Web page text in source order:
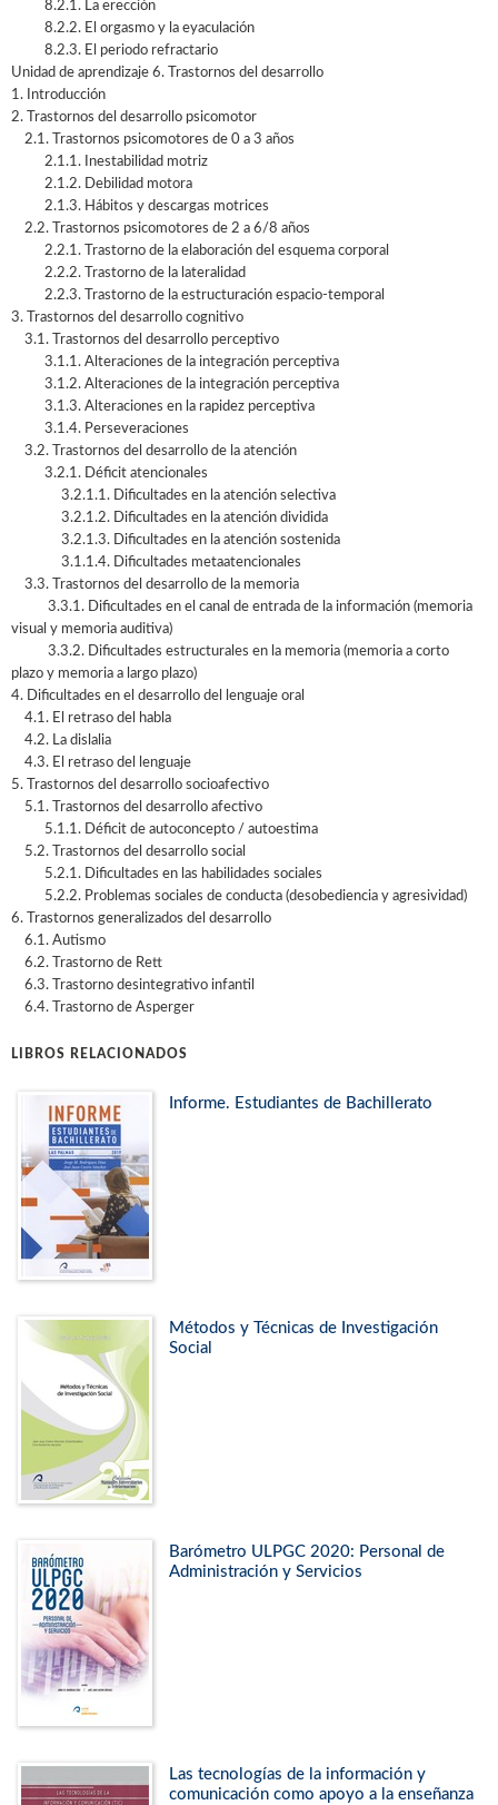
8.2.1. La erección
8.2.2. El orgasmo y la eyaculación
8.2.3. El periodo refractario
Unidad de aprendizaje 6. Trastornos del desarrollo
1. Introducción
2. Trastornos del desarrollo psicomotor
2.1. Trastornos psicomotores de 0 a 3 años
2.1.1. Inestabilidad motriz
2.1.2. Debilidad motora
2.1.3. Hábitos y descargas motrices
2.2. Trastornos psicomotores de 2 a 6/8 años
2.2.1. Trastorno de la elaboración del esquema corporal
2.2.2. Trastorno de la lateralidad
2.2.3. Trastorno de la estructuración espacio-temporal
3. Trastornos del desarrollo cognitivo
3.1. Trastornos del desarrollo perceptivo
3.1.1. Alteraciones de la integración perceptiva
3.1.2. Alteraciones de la integración perceptiva
3.1.3. Alteraciones en la rapidez perceptiva
3.1.4. Perseveraciones
3.2. Trastornos del desarrollo de la atención
3.2.1. Déficit atencionales
3.2.1.1. Dificultades en la atención selectiva
3.2.1.2. Dificultades en la atención dividida
3.2.1.3. Dificultades en la atención sostenida
3.1.1.4. Dificultades metaatencionales
3.3. Trastornos del desarrollo de la memoria
3.3.1. Dificultades en el canal de entrada de la información (memoria
visual y memoria auditiva)
3.3.2. Dificultades estructurales en la memoria (memoria a corto
plazo y memoria a largo plazo)
4. Dificultades en el desarrollo del lenguaje oral
4.1. El retraso del habla
4.2. La dislalia
4.3. El retraso del lenguaje
5. Trastornos del desarrollo socioafectivo
5.1. Trastornos del desarrollo afectivo
5.1.1. Déficit de autoconcepto / autoestima
5.2. Trastornos del desarrollo social
5.2.1. Dificultades en las habilidades sociales
5.2.2. Problemas sociales de conducta (desobediencia y agresividad)
6. Trastornos generalizados del desarrollo
6.1. Autismo
6.2. Trastorno de Rett
6.3. Trastorno desintegrativo infantil
6.4. Trastorno de Asperger
LIBROS RELACIONADOS
Informe. Estudiantes de Bachillerato
Métodos y Técnicas de Investigación
Social
Barómetro ULPGC 2020: Personal de
Administración y Servicios
Las tecnologías de la información y
comunicación como apoyo a la enseñanza